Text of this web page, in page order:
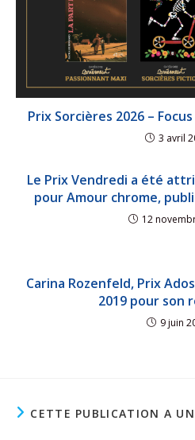
Prix Sorcières 2026 –
3 avril
Le Prix Vendredi a été
pour Amour chrome,
12
Carina Rozenfeld, Prix
2019 pour son
9 juin
CETTE PUBLICATION A